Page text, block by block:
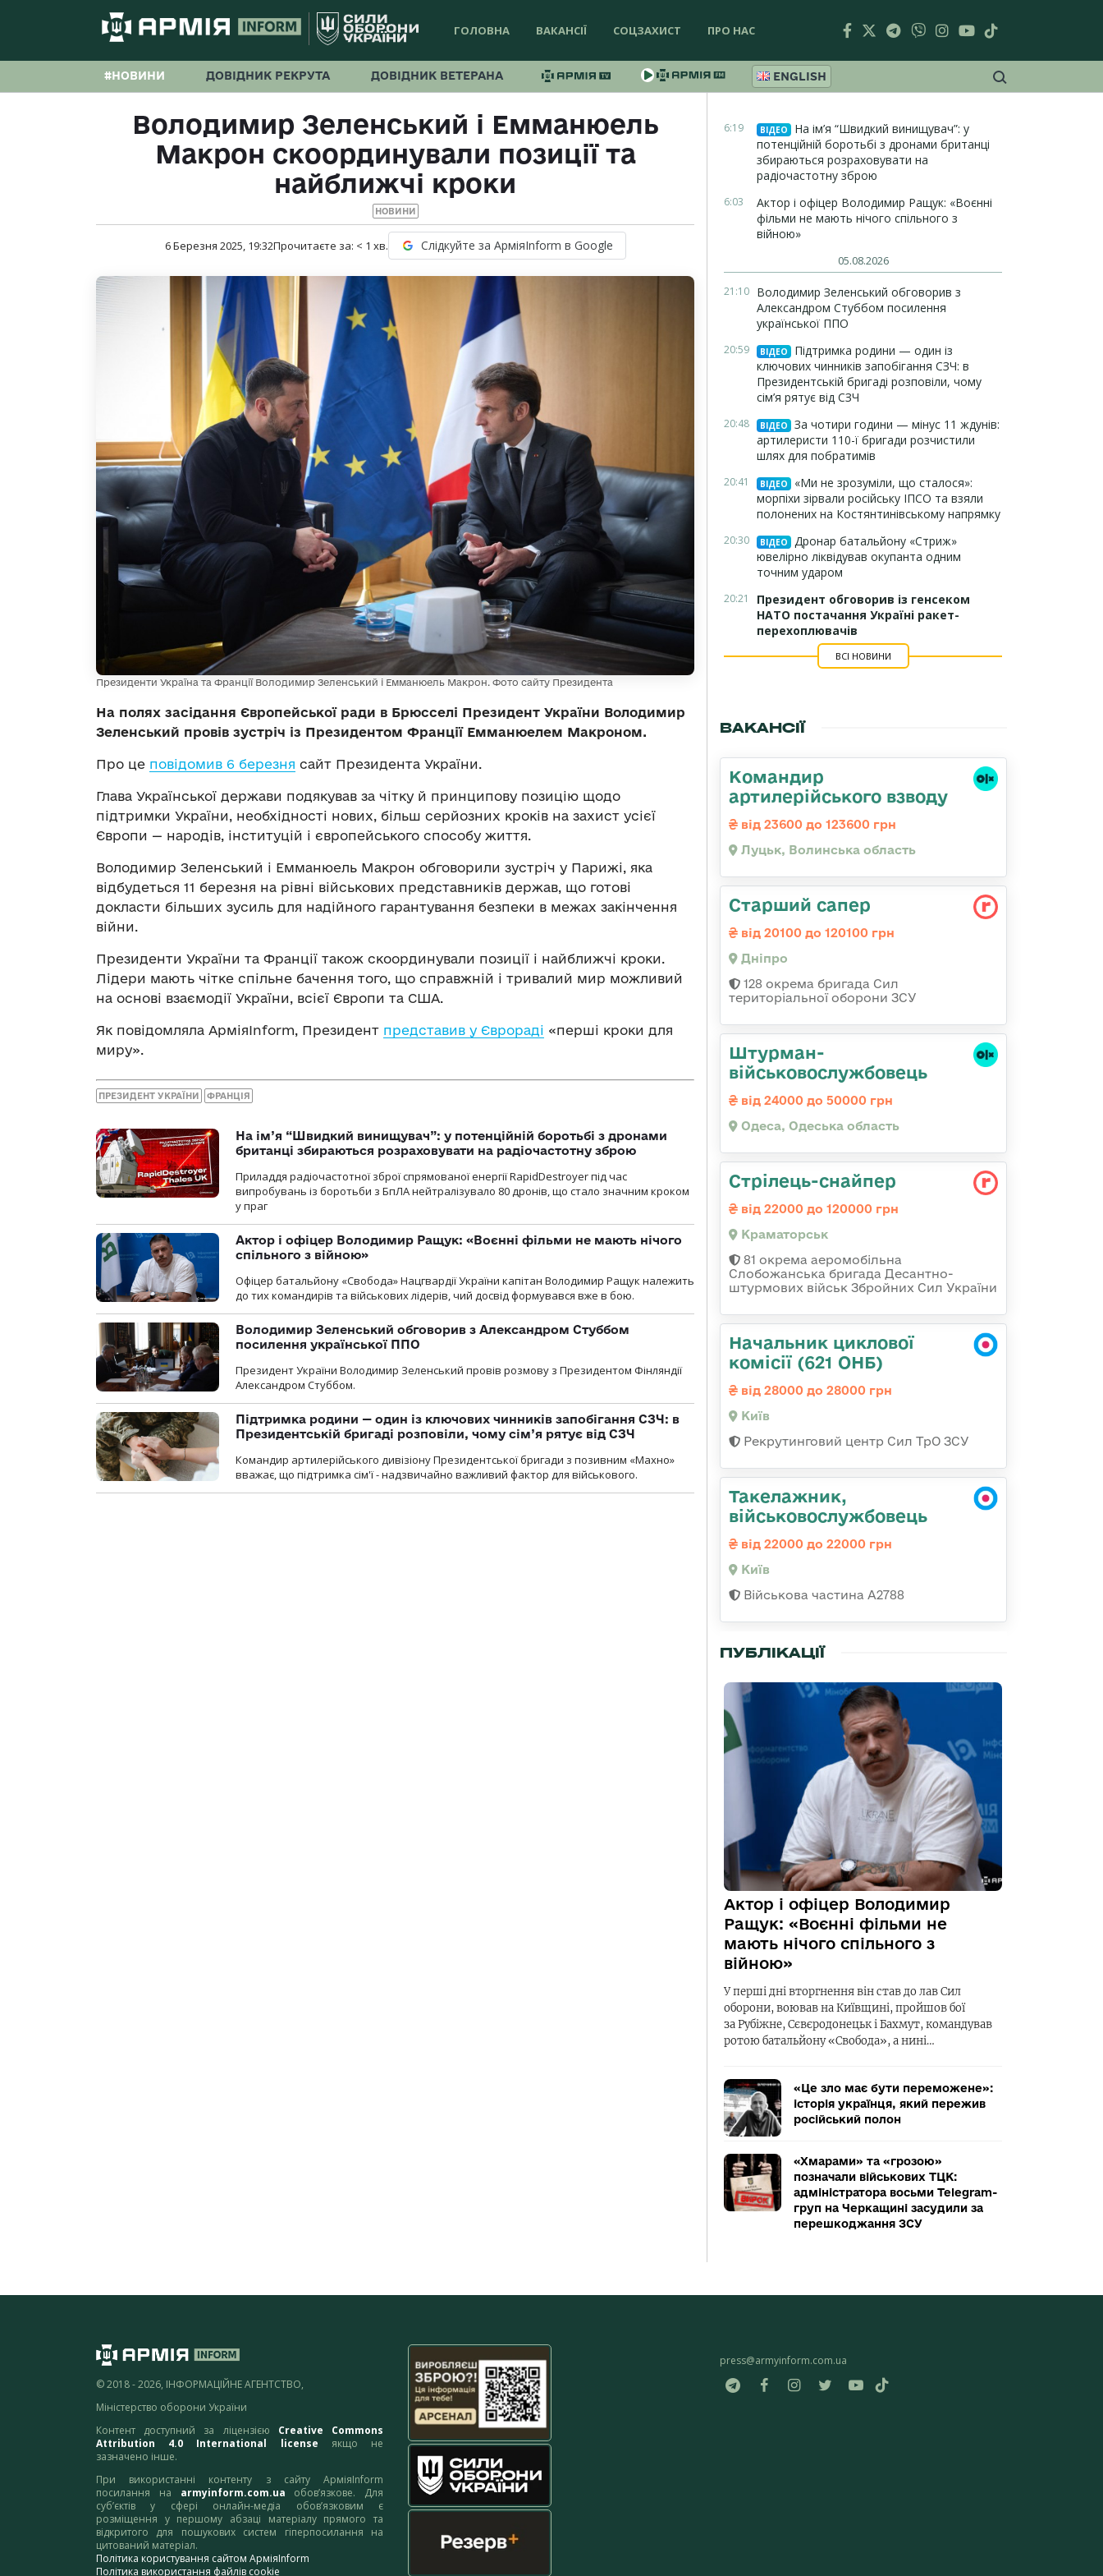
ГОЛОВНА ВАКАНСІЇ СОЦЗАХИСТ ПРО НАС
#НОВИНИ ДОВІДНИК РЕКРУТА ДОВІДНИК ВЕТЕРАНА ENGLISH
Володимир Зеленський і Емманюель
Макрон скоординували позиції та
найближчі кроки
НОВИНИ
6 Березня 2025, 19:32Прочитаєте за: < 1 хв. Слідкуйте за АрміяInform в Google
Президенти Україна та Франції Володимир Зеленський і Емманюель Макрон. Фото сайту Президента
На полях засідання Європейської ради в Брюсселі Президент України Володимир
Зеленський провів зустріч із Президентом Франції Емманюелем Макроном.
Про це повідомив 6 березня сайт Президента України.
Глава Української держави подякував за чітку й принципову позицію щодо
підтримки України, необхідності нових, більш серйозних кроків на захист усієї
Європи — народів, інституцій і європейського способу життя.
Володимир Зеленський і Емманюель Макрон обговорили зустріч у Парижі, яка
відбудеться 11 березня на рівні військових представників держав, що готові
докласти більших зусиль для надійного гарантування безпеки в межах закінчення
війни.
Президенти України та Франції також скоординували позиції і найближчі кроки.
Лідери мають чітке спільне бачення того, що справжній і тривалий мир можливий
на основі взаємодії України, всієї Європи та США.
Як повідомляла АрміяInform, Президент представив у Єврораді «перші кроки для
миру».
ПРЕЗИДЕНТ УКРАЇНИ ФРАНЦІЯ
На ім’я “Швидкий винищувач”: у потенційній боротьбі з дронами
британці збираються розраховувати на радіочастотну зброю
Приладдя радіочастотної зброї спрямованої енергії RapidDestroyer під час
випробувань із боротьби з БпЛА нейтралізувало 80 дронів, що стало значним кроком
у праг
Актор і офіцер Володимир Ращук: «Воєнні фільми не мають нічого
спільного з війною»
Офіцер батальйону «Свобода» Нацгвардії України капітан Володимир Ращук належить
до тих командирів та військових лідерів, чий досвід формувався вже в бою.
Володимир Зеленський обговорив з Александром Стуббом
посилення української ППО
Президент України Володимир Зеленський провів розмову з Президентом Фінляндії
Александром Стуббом.
Підтримка родини — один із ключових чинників запобігання СЗЧ: в
Президентській бригаді розповіли, чому сім’я рятує від СЗЧ
Командир артилерійського дивізіону Президентської бригади з позивним «Махно»
вважає, що підтримка сім'ї - надзвичайно важливий фактор для військового.
6:19 ВІДЕО
На ім’я “Швидкий винищувач”: у
потенційній боротьбі з дронами британці
збираються розраховувати на
радіочастотну зброю
6:03
Актор і офіцер Володимир Ращук: «Воєнні
фільми не мають нічого спільного з
війною»
05.08.2026
21:10 Володимир Зеленський обговорив з
Александром Стуббом посилення
української ППО
20:59 ВІДЕО
Підтримка родини — один із
ключових чинників запобігання СЗЧ: в
Президентській бригаді розповіли, чому
сім’я рятує від СЗЧ
20:48 ВІДЕО
За чотири години — мінус 11 ждунів:
артилеристи 110-ї бригади розчистили
шлях для побратимів
20:41 ВІДЕО
«Ми не зрозуміли, що сталося»:
морпіхи зірвали російську ІПСО та взяли
полонених на Костянтинівському напрямку
20:30 ВІДЕО
Дронар батальйону «Стриж»
ювелірно ліквідував окупанта одним
точним ударом
20:21
Президент обговорив із генсеком
НАТО постачання Україні ракет-
перехоплювачів
ВСІ НОВИНИ
ВАКАНСІЇ
Командир
артилерійського взводу
від 23600 до 123600 грн
Луцьк, Волинська область
Старший сапер
від 20100 до 120100 грн
Дніпро
128 окрема бригада Сил
територіальної оборони ЗСУ
Штурман-
військовослужбовець
від 24000 до 50000 грн
Одеса, Одеська область
Стрілець-снайпер
від 22000 до 120000 грн
Краматорськ
81 окрема аеромобільна
Слобожанська бригада Десантно-
штурмових військ Збройних Сил України
Начальник циклової
комісії (621 ОНБ)
від 28000 до 28000 грн
Київ
Рекрутинговий центр Сил ТрО ЗСУ
Такелажник,
військовослужбовець
від 22000 до 22000 грн
Київ
Військова частина А2788
ПУБЛІКАЦІЇ
Актор і офіцер Володимир
Ращук: «Воєнні фільми не
мають нічого спільного з
війною»
У перші дні вторгнення він став до лав Сил
оборони, воював на Київщині, пройшов бої
за Рубіжне, Сєвєродонецьк і Бахмут, командував
ротою батальйону «Свобода», а нині…
«Це зло має бути переможене»:
історія українця, який пережив
російський полон
«Хмарами» та «грозою»
позначали військових ТЦК:
адміністратора восьми Telegram-
груп на Черкащині засудили за
перешкоджання ЗСУ
© 2018 - 2026, ІНФОРМАЦІЙНЕ АГЕНТСТВО,
Міністерство оборони України
Контент доступний за ліцензією Creative Commons
Attribution 4.0 International license якщо не
зазначено інше.
При використанні контенту з сайту АрміяInform
посилання на armyinform.com.ua обов’язкове. Для
суб’єктів у сфері онлайн-медіа обов’язковим є
розміщення у першому абзаці матеріалу прямого та
відкритого для пошукових систем гіперпосилання на
цитований матеріал.
Політика користування сайтом АрміяInform
Політика використання файлів cookie
press@armyinform.com.ua